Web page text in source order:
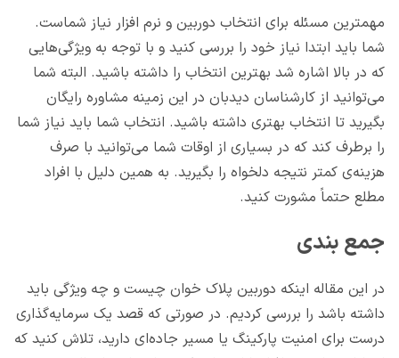
مهمترین مسئله برای انتخاب دوربین و نرم افزار نیاز شماست.
شما باید ابتدا نیاز خود را بررسی کنید و با توجه به ویژگی‌هایی
که در بالا اشاره شد بهترین انتخاب را داشته باشید. البته شما
می‌توانید از کارشناسان دیدبان در این زمینه مشاوره رایگان
بگیرید تا انتخاب بهتری داشته باشید. انتخاب شما باید نیاز شما
را برطرف کند که در بسیاری از اوقات شما می‌توانید با صرف
هزینه‌ی کمتر نتیجه دلخواه را بگیرید. به همین دلیل با افراد
مطلع حتماً مشورت کنید.
جمع بندی
در این مقاله اینکه دوربین پلاک خوان چیست و چه ویژگی باید
داشته باشد را بررسی کردیم. در صورتی که قصد یک سرمایه‌گذاری
درست برای امنیت پارکینگ یا مسیر جاده‌ای دارید، تلاش کنید که